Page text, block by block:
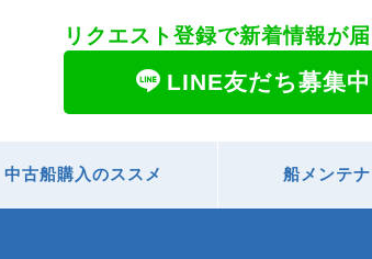
リクエスト登録で新着情報が
LINE友だち募集中
中古船購入のススメ 船メンテ